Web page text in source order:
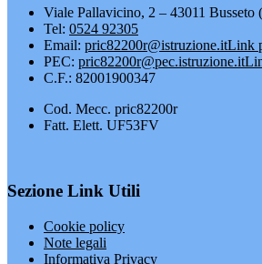
Viale Pallavicino, 2 – 43011 Busseto
Tel: 0524 92305
Email: pric82200r@istruzione.itLink
PEC: pric82200r@pec.istruzione.it
C.F.: 82001900347
Cod. Mecc. pric82200r
Fatt. Elett. UF53FV
Sezione Link Utili
Cookie policy
Note legali
Informativa Privacy